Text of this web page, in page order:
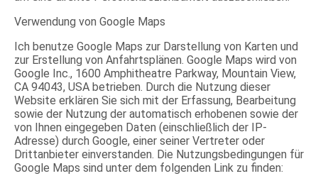
Verwendung von Google Maps
Ich benutze Google Maps zur Darstellung von Karten und
zur Erstellung von Anfahrtsplänen. Google Maps wird von
Google Inc., 1600 Amphitheatre Parkway, Mountain View,
CA 94043, USA betrieben. Durch die Nutzung dieser
Website erklären Sie sich mit der Erfassung, Bearbeitung
sowie der Nutzung der automatisch erhobenen sowie der
von Ihnen eingegeben Daten (einschließlich der IP-
Adresse) durch Google, einer seiner Vertreter oder
Drittanbieter einverstanden. Die Nutzungsbedingungen für
Google Maps sind unter dem folgenden Link zu finden: